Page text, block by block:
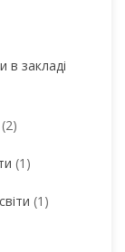
в закладі
(2)
(1)
(1)